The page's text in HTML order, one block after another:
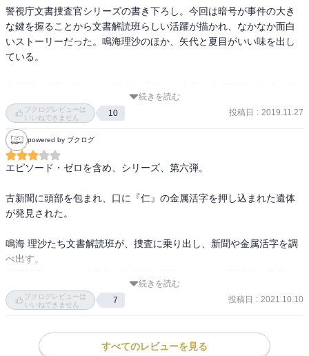
警視庁文書捜査官シリーズの書き下ろし。今回は暗号が事件の大き
な鍵を握ることから文書解読班らしい活躍が描かれ、なかなか面白
いストーリーだった。鳴海理沙のほか、矢代と夏目がいい味を出し
ている。
め込まれた他殺死体、さらには11本の『産』の文字の金属活字が口
内に詰め込まれた他殺死体が発見される。鳴海理沙は僅かな手掛か
りから事件の核心へと迫るが……
本体価格680円
続きを読む
ブクログレビューは
いいねできません
10 投稿日 : 2019.11.27
powered by ブクログ
エピソード・ゼロを含め、シリーズ、第六弾。
古新聞に頭部を包まれ、口に『仁』の金属活字を押し込まれた遺体
が発見された。
鳴海 理沙たち文書解読班が、捜査に乗り出し、新聞や金属活字を調
べ出す。
し、面会に赴く。
その遺体は、ある地図で頭部を包まれ、口には『産』の金属活字が
押し込まれていた...
続きを読む
ブクログレビューは
いいねできません
7 投稿日 : 2021.10.10
すべてのレビューを見る